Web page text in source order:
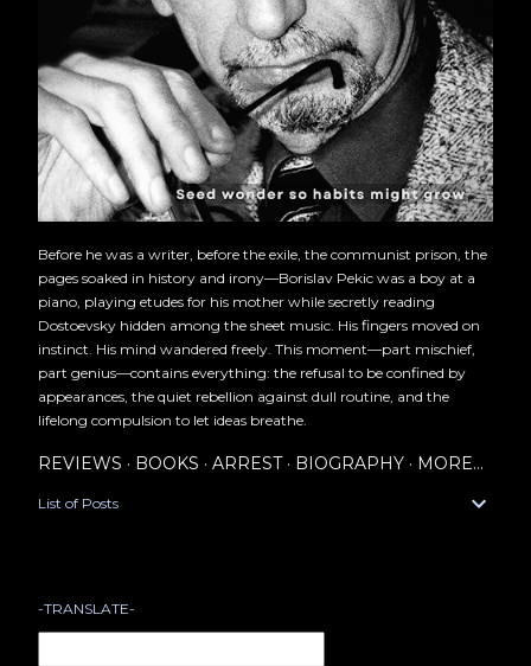
Before he was a writer, before the exile, the communist prison, the
pages soaked in history and irony—Borislav Pekic was a boy at a
piano, playing etudes for his mother while secretly reading
Dostoevsky hidden among the sheet music. His fingers moved on
instinct. His mind wandered freely. This moment—part mischief,
part genius—contains everything: the refusal to be confined by
appearances, the quiet rebellion against dull routine, and the
lifelong compulsion to let ideas breathe.
REVIEWS BOOKS ARREST BIOGRAPHY MORE…
List of Posts
-TRANSLATE-